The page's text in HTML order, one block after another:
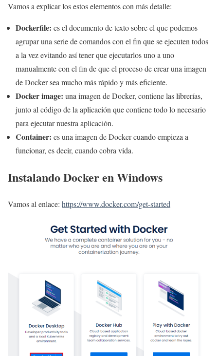
Vamos a explicar los estos elementos con más detalle:
Dockerfile: es el documento de texto sobre el que podemos
agrupar una serie de comandos con el fin que se ejecuten todos
a la vez evitando así tener que ejecutarlos uno a uno
manualmente con el fin de que el proceso de crear una imagen
de Docker sea mucho más rápido y más eficiente.
Docker image: una imagen de Docker, contiene las librerías,
junto al código de la aplicación que contiene todo lo necesario
para ejecutar nuestra aplicación.
Container: es una imagen de Docker cuando empieza a
funcionar, es decir, cuando cobra vida.
Instalando Docker en Windows
Vamos al enlace: https://www.docker.com/get-started